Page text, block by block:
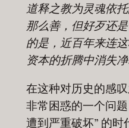
道释之教为灵魂依
那么善，但好歹还
的是，近百年来连
资本的折腾中消失净
在这种对历史的感
非常困惑的一个问
遭到严重破坏” 的